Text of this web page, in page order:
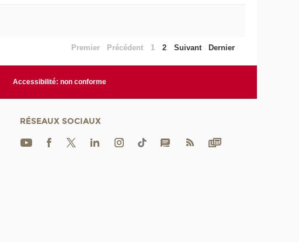
Premier Précédent 1 2 Suivant Dernier
Accessibilité: non conforme
RÉSEAUX SOCIAUX